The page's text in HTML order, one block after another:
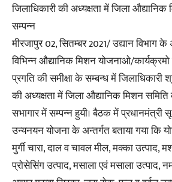
जिलाधिकारी की अध्यक्षता में जिला
सम्पन्न
मीरजापुर 02, सितम्बर 2021/ उद्यान विभाग
विभिन्न औद्यानिक मिशन योजनाओ/कार्यक्रमो
प्रगति की समीक्षा के सम्बन्ध में जिलाधिकारी
की अध्यक्षता में जिला औद्यानिक मिशन
सभागार में सम्पन्न हुयी। बैठक में प्रधानमंत्री
उन्यनयन योजना के अन्तर्गत बताया गया कि
मुर्गी चारा, दाल व चावल मील, मक्का उत्पाद,
प्रोसेसिंग उत्पाद, मसाला एवं मसाला उत्पाद,